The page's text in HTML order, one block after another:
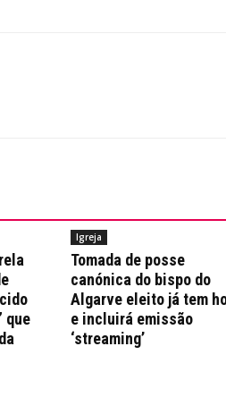
que
Igreja
Tomada de posse
canónica do bispo do
Algarve eleito já tem
e incluirá emissão
‘streaming’